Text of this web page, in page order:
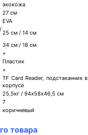
экокожа
27 см
EVA
25 см / 14 см
34 см / 18 см
+
Пластик
+
TF Card Reader, подстаканник в
корпусе
25,5кг / 94х58х46,5 см
7
коричневый
товара